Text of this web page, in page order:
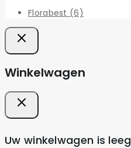
Florabest (6)
Winkelwagen
Uw winkelwagen is leeg